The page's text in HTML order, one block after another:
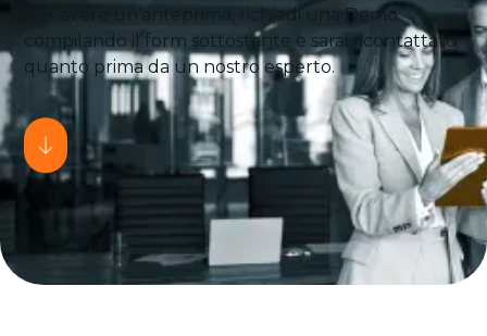
Per avere un’anteprima, richiedi una Demo
compilando il form sottostante e sarai ricontattato
quanto prima da un nostro esperto.